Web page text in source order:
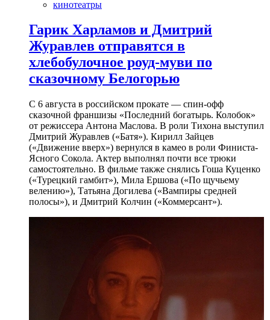
кинотеатры
Гарик Харламов и Дмитрий
Журавлев отправятся в
хлебобулочное роуд-муви по
сказочному Белогорью
С 6 августа в российском прокате — спин-офф
сказочной франшизы «Последний богатырь. Колобок»
от режиссера Антона Маслова. В роли Тихона выступил
Дмитрий Журавлев («Батя»). Кирилл Зайцев
(«Движение вверх») вернулся в камео в роли Финиста-
Ясного Сокола. Актер выполнял почти все трюки
самостоятельно. В фильме также снялись Гоша Куценко
(«Турецкий гамбит»), Мила Ершова («По щучьему
велению»), Татьяна Догилева («Вампиры средней
полосы»), и Дмитрий Колчин («Коммерсант»).